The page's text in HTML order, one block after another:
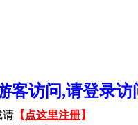
客访问,请登录
请 【 点这里注册】